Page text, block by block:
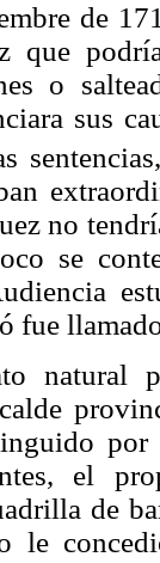
de
que
o
sus
no
se
fue
natural
por
el
de
le